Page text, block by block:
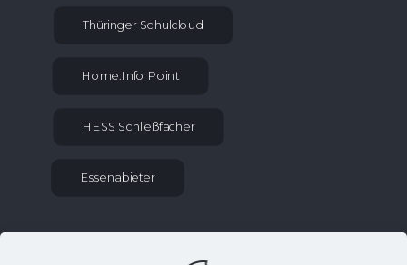
Thüringer Schulcloud
Home.Info Point
HESS Schließfächer
Essenabieter